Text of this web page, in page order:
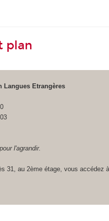
plan
Langues Etrangères
l'agrandir.
31, au 2ème étage, vous accédez